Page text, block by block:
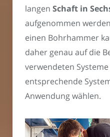
langen Schaft in
aufgenommen
einen Bohrhammer
daher genau auf die
verwendeten
entsprechende
Anwendung wählen.